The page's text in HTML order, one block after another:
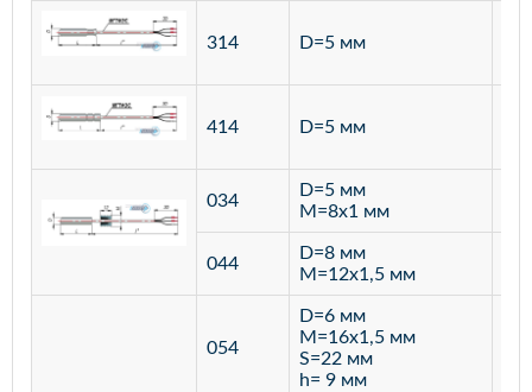
314 D=5 мм
414 D=5 мм
034
D=5 мм
M=8х1 мм
044
D=8 мм
M=12х1,5 мм
054
D=6 мм
M=16х1,5 мм
S=22 мм
h= 9 мм